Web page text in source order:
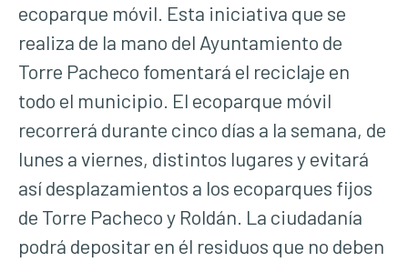
ecoparque móvil. Esta iniciativa que se
realiza de la mano del Ayuntamiento de
Torre Pacheco fomentará el reciclaje en
todo el municipio. El ecoparque móvil
recorrerá durante cinco días a la semana, de
lunes a viernes, distintos lugares y evitará
así desplazamientos a los ecoparques fijos
de Torre Pacheco y Roldán. La ciudadanía
podrá depositar en él residuos que no deben